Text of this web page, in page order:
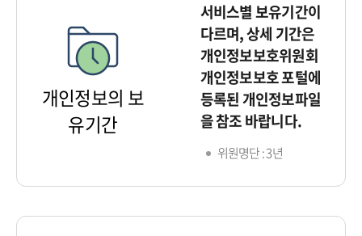
개인정보의 보
유기간
서비스별 보유기간이
다르며, 상세 기간은
개인정보보호위원회
개인정보보호 포털에
등록된 개인정보파일
을 참조 바랍니다.
위원명단 : 3년